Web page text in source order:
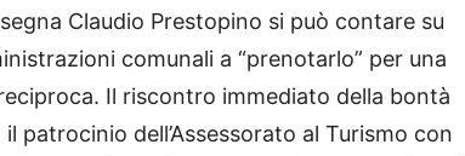
Claudio Prestopino si può contare su
comunali a “prenotarlo” per una
Il riscontro immediato della bontà
dell’Assessorato al Turismo con